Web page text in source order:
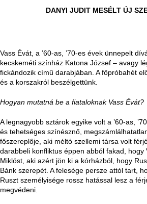
DANYI JUDIT MESÉLT ÚJ
Vass Évát, a ’60-as, ’70-es évek ünnepelt
kecskeméti színház Katona József – avagy
fickándozik című darabjában. A főpróbahét
és a korszakról beszélgettünk.
Hogyan mutatná be a fiataloknak Vass Évát?
A legnagyobb sztárok egyike volt a ’60-as,
és tehetséges színésznő,
főszereplője, aki méltó szellemi társa volt
darabbeli konfliktus éppen abból fakad, hogy
Miklóst, aki azért jön ki a kórházból, hogy
Bánk szerepét. A felesége persze attól tart,
Ruszt személyisége rossz hatással lesz a
megvédeni.